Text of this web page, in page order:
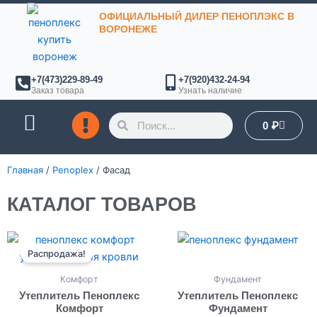
Перейти
содержимому
ОФИЦИАЛЬНЫЙ ДИЛЕР ПЕНОПЛЭКС В
ВОРОНЕЖЕ
+7(473)229-89-49
Заказ товара
+7(920)432-24-94
Узнать наличие
ПоискПоиск 0 ₽
Главная / Penoplex / Фасад
КАТАЛОГ ТОВАРОВ
Распродажа!
Комфорт
Утеплитель Пеноплекс
Комфорт
Диапазон
цен:
171 ₽
Этот
товар
имеет
несколько
вариаций.
Фундамент
Утеплитель Пеноплекс
Фундамент
Диапазон
цен:
Этот
несколько
вариаций.